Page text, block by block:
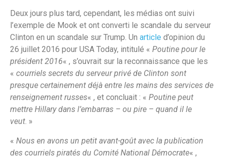
Deux jours plus tard, cependant, les médias ont suivi
l’exemple de Mook et ont converti le scandale du serveur
Clinton en un scandale sur Trump. Un article d’opinion du
26 juillet 2016 pour USA Today, intitulé « Poutine pour le
président 2016« , s’ouvrait sur la reconnaissance que les
« courriels secrets du serveur privé de Clinton sont
presque certainement déjà entre les mains des services de
renseignement russes« , et concluait : « Poutine peut
mettre Hillary dans l’embarras – ou pire – quand il le
veut. »
« Nous en avons un petit avant-goût avec la publication
des courriels piratés du Comité National Démocrate« ,